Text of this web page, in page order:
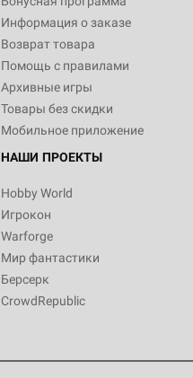
Информация о заказе
Возврат товара
Помощь с правилами
Архивные игры
Товары без скидки
Мобильное приложение
НАШИ ПРОЕКТЫ
Hobby World
Игрокон
Warforge
Мир фантастики
Берсерк
CrowdRepublic